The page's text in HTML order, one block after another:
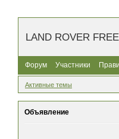
LAND ROVER
Форум Участники
Активные темы
Объявление